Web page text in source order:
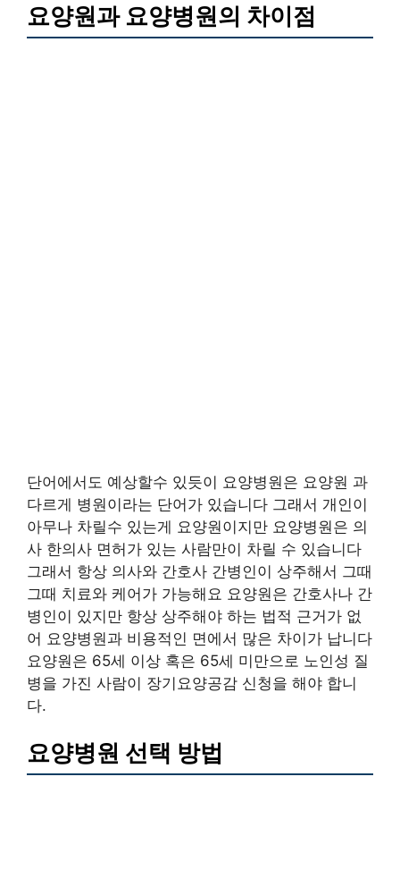
요양원과 요양병원의 차이점
단어에서도 예상할수 있듯이 요양병원은 요양원 과
다르게 병원이라는 단어가 있습니다 그래서 개인이
아무나 차릴수 있는게 요양원이지만 요양병원은 의
사 한의사 면허가 있는 사람만이 차릴 수 있습니다
그래서 항상 의사와 간호사 간병인이 상주해서 그때
그때 치료와 케어가 가능해요 요양원은 간호사나 간
병인이 있지만 항상 상주해야 하는 법적 근거가 없
어 요양병원과 비용적인 면에서 많은 차이가 납니다
요양원은 65세 이상 혹은 65세 미만으로 노인성 질
병을 가진 사람이 장기요양공감 신청을 해야 합니
다.
요양병원 선택 방법